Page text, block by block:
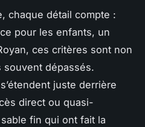
chaque détail compte :
pour les enfants, un
ces critères sont non
souvent dépassés.
juste derrière
direct ou quasi-
fin qui ont fait la